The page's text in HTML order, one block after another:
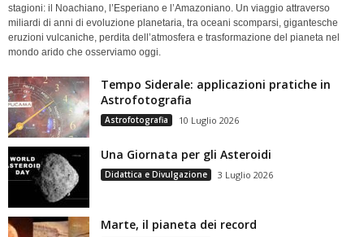
stagioni: il Noachiano, l’Esperiano e l’Amazoniano. Un viaggio attraverso
miliardi di anni di evoluzione planetaria, tra oceani scomparsi, gigantesche
eruzioni vulcaniche, perdita dell’atmosfera e trasformazione del pianeta nel
mondo arido che osserviamo oggi.
Tempo Siderale: applicazioni pratiche in
Astrofotografia
Astrofotografia 10 Luglio 2026
Una Giornata per gli Asteroidi
Didattica e Divulgazione 3 Luglio 2026
Marte, il pianeta dei record